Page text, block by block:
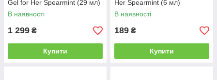
Gel for Her Spearmint (29 мл)
В наявності
1 299 ₴
Купити
Her Spearmint (6 мл)
В наявності
189 ₴
Купити